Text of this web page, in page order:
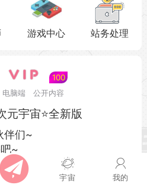
宇宙 我的
游戏中心 站务处理
100
电脑端 公开内容
元宇宙⭐全新版
伴们~
~
的“二次元宇宙”
续更新~